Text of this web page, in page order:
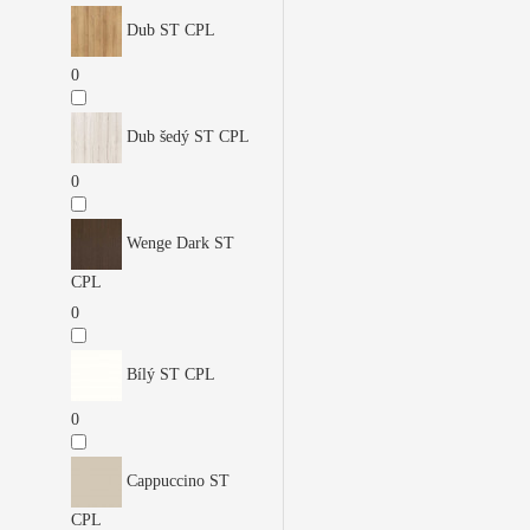
Dub ST CPL
0
Dub šedý ST CPL
0
Wenge Dark ST
CPL
0
Bílý ST CPL
0
Cappuccino ST
CPL